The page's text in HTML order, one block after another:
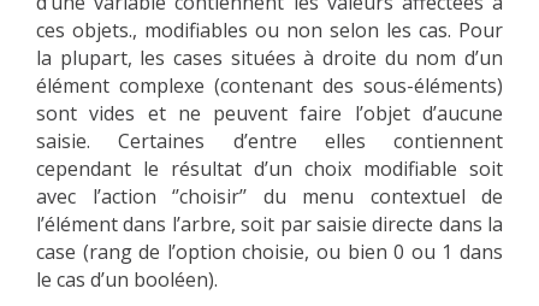
ces objets., modifiables ou non selon les cas. Pour
la plupart, les cases situées à droite du nom d’un
élément complexe (contenant des sous-éléments)
sont vides et ne peuvent faire l’objet d’aucune
saisie. Certaines d’entre elles contiennent
cependant le résultat d’un choix modifiable soit
avec l’action ‘’choisir’’ du menu contextuel de
l’élément dans l’arbre, soit par saisie directe dans la
case (rang de l’option choisie, ou bien 0 ou 1 dans
le cas d’un booléen).